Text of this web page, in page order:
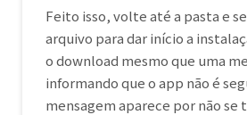
Feito isso, volte até a pasta e
arquivo para dar início a
o download mesmo que uma
informando que o app não é
mensagem aparece por não se